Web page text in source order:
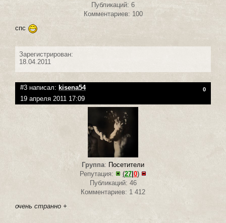
Публикаций: 6
Комментариев: 100
спс
Зарегистрирован:
18.04.2011
#3 написал: kisena54 0
19 апреля 2011 17:09
Группа: Посетители
Репутация:
(27 0)
Публикаций: 46
Комментариев: 1 412
очень странно +